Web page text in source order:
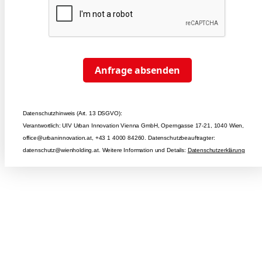
Anfrage absenden
Datenschutzhinweis (Art. 13 DSGVO):
Verantwortlich: UIV Urban Innovation Vienna GmbH, Operngasse 17-21, 1040 Wien,
office@urbaninnovation.at, +43 1 4000 84260. Datenschutzbeauftragter:
datenschutz@wienholding.at. Weitere Information und Details: Datenschutzerklärung